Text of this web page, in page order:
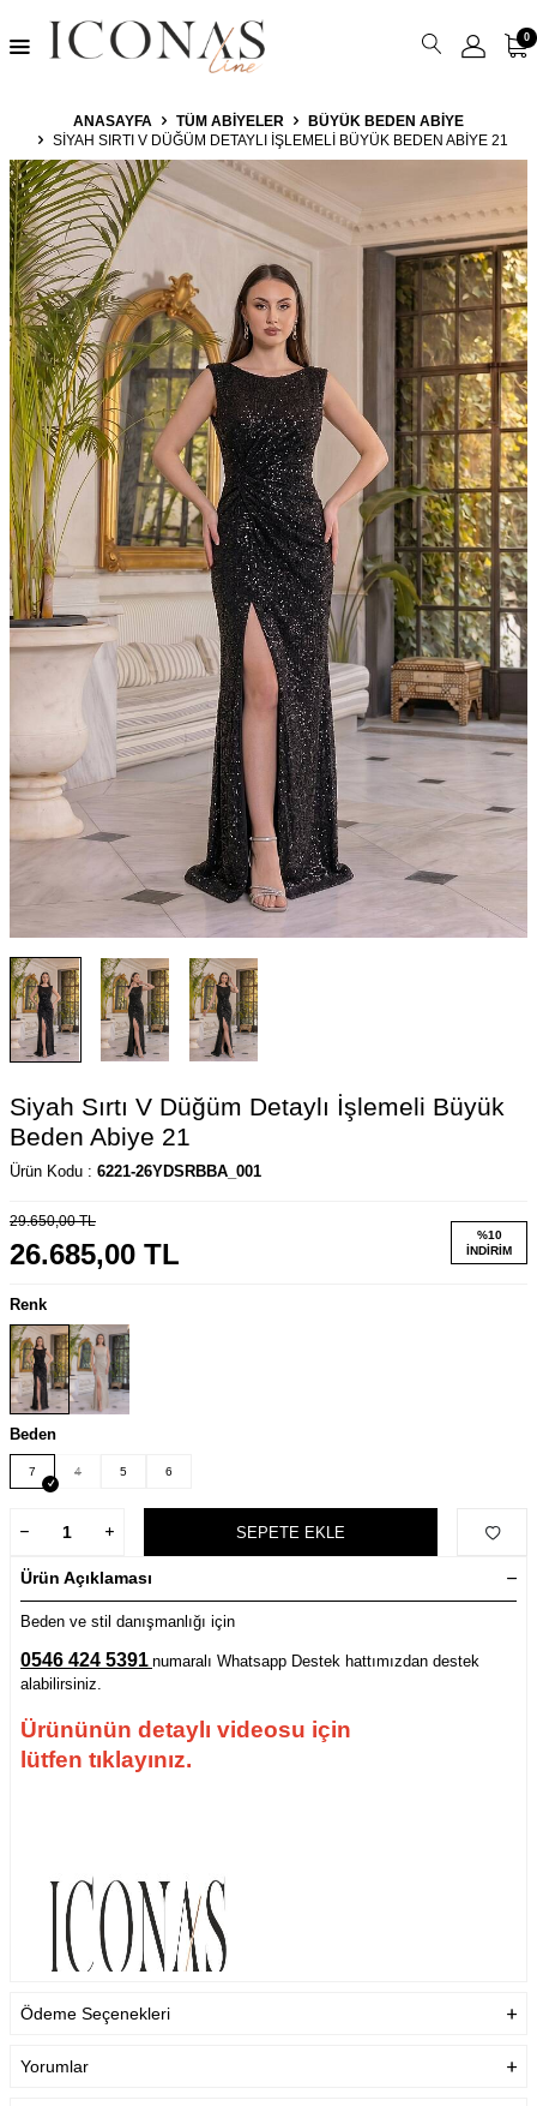
0
ANASAYFA TÜM ABIYELER
BÜYÜK BEDEN ABIYE
SIYAH SIRTI V DÜĞÜM DETAYLI İŞLEMELI BÜYÜK BEDEN ABIYE 21
Siyah Sırtı V Düğüm Detaylı İşlemeli Büyük
Beden Abiye 21
Ürün Kodu : 6221-26YDSRBBA_001
29.650,00TL
26.685,00 TL
%10
İNDIRIM
Renk
Beden
7 4 5 6
SEPETE EKLE
Ürün Açıklaması
Beden ve stil danışmanlığı için
0546 424 5391 numaralı Whatsapp Destek hattımızdan destek
alabilirsiniz.
Ürününün detaylı videosu için
lütfen tıklayınız.
Ödeme Seçenekleri
Yorumlar